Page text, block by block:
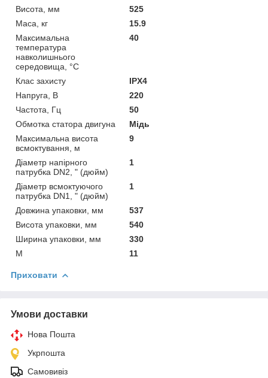
Висота, мм
525
Маса, кг
15.9
Максимальна
температура
навколишнього
середовища, °C
40
Клас захисту
IPX4
Напруга, В
220
Частота, Гц
50
Обмотка статора двигуна
Мідь
Максимальна висота
всмоктування, м
9
Діаметр напірного
патрубка DN2, " (дюйм)
1
Діаметр всмоктуючого
патрубка DN1, " (дюйм)
1
Довжина упаковки, мм
537
Висота упаковки, мм
540
Ширина упаковки, мм
330
М
11
Приховати
Умови доставки
Нова Пошта
Укрпошта
Самовивіз